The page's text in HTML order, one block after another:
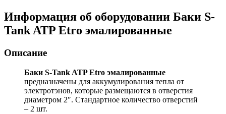
Информация об оборудовании Баки S-
Tank ATP Etro эмалированные
Описание
Баки S-Tank ATP Etro эмалированные
предназначены для аккумулирования тепла от
электротэнов, которые размещаются в отверстия
диаметром 2″. Стандартное количество отверстий
– 2 шт.